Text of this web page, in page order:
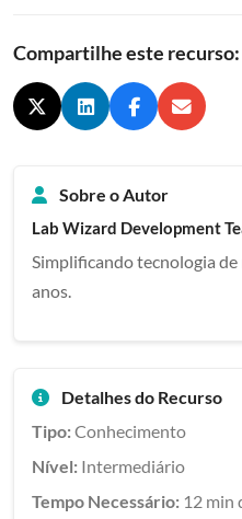
Compartilhe este recurso:
Sobre o Autor
Lab Wizard Development
Simplificando tecnologia
anos.
Detalhes do Recurso
Tipo:Conhecimento
Nível: Intermediário
Tempo Necessário: 12 min